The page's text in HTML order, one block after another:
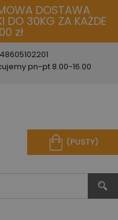
DOSTAWA
DO 30KG ZA KAŻDE
zł
pn-pt 8.00-16.00
(PUSTY)